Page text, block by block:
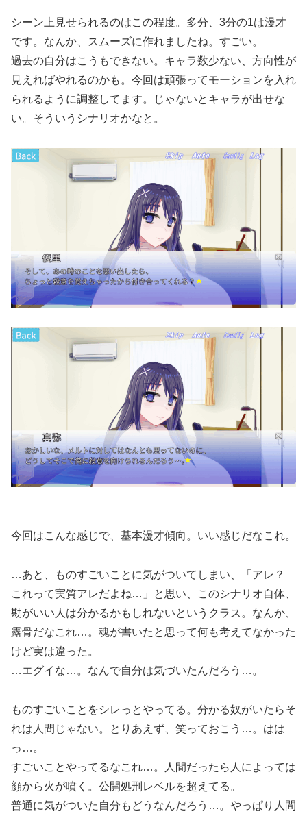
シーン上見せられるのはこの程度。多分、3分の1は漫才
です。なんか、スムーズに作れましたね。すごい。
過去の自分はこうもできない。キャラ数少ない、方向性が
見えればやれるのかも。今回は頑張ってモーションを入れ
られるように調整してます。じゃないとキャラが出せな
い。そういうシナリオかなと。
今回はこんな感じで、基本漫才傾向。いい感じだなこれ。
…あと、ものすごいことに気がついてしまい、「アレ？
これって実質アレだよね…」と思い、このシナリオ自体、
勘がいい人は分かるかもしれないというクラス。なんか、
露骨だなこれ…。魂が書いたと思って何も考えてなかった
けど実は違った。
…エグイな…。なんで自分は気づいたんだろう…。
ものすごいことをシレっとやってる。分かる奴がいたらそ
れは人間じゃない。とりあえず、笑っておこう…。はは
っ…。
すごいことやってるなこれ…。人間だったら人によっては
顔から火が噴く。公開処刑レベルを超えてる。
普通に気がついた自分もどうなんだろう…。やっぱり人間